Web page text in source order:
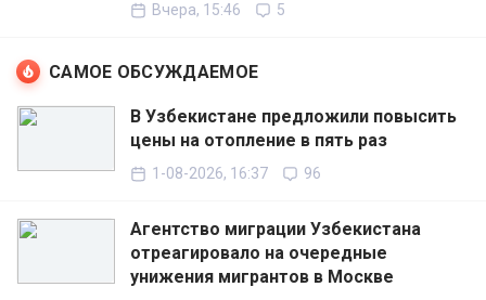
Вчера, 15:46 5
САМОЕ ОБСУЖДАЕМОЕ
В Узбекистане предложили повысить
цены на отопление в пять раз
1-08-2026, 16:37 96
Агентство миграции Узбекистана
отреагировало на очередные
унижения мигрантов в Москве